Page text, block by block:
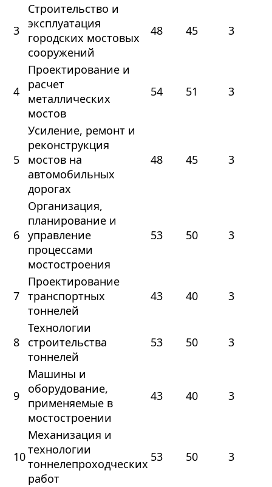
3
Строительство и
эксплуатация
городских мостовых
сооружений
48 45 3
4
Проектирование и
расчет
металлических
мостов
54 51 3
5
Усиление, ремонт и
реконструкция
мостов на
автомобильных
дорогах
48 45 3
6
Организация,
планирование и
управление
процессами
мостостроения
53 50 3
7
Проектирование
транспортных
тоннелей
43 40 3
8
Технологии
строительства
тоннелей
53 50 3
9
Машины и
оборудование,
применяемые в
мостостроении
43 40 3
10
Механизация и
технологии
тоннелепроходческих
работ
53 50 3